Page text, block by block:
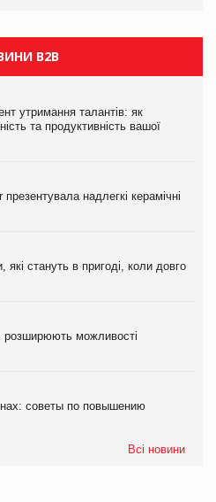
B2B
утримання талантів: як
та продуктивність вашої
надлегкі керамічні
які стануть в пригоді, коли довго
розширюють можливості
советы по повышению
Всі новини